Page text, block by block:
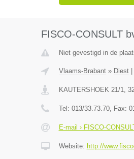
FISCO-CONSULT
Niet gevestigd in de
Vlaams-Brabant» Diest|
KAUTERSHOEK 21/1,
Tel: 013/33.73.70, Fax:
E-mail › FISCO-
Website: http://